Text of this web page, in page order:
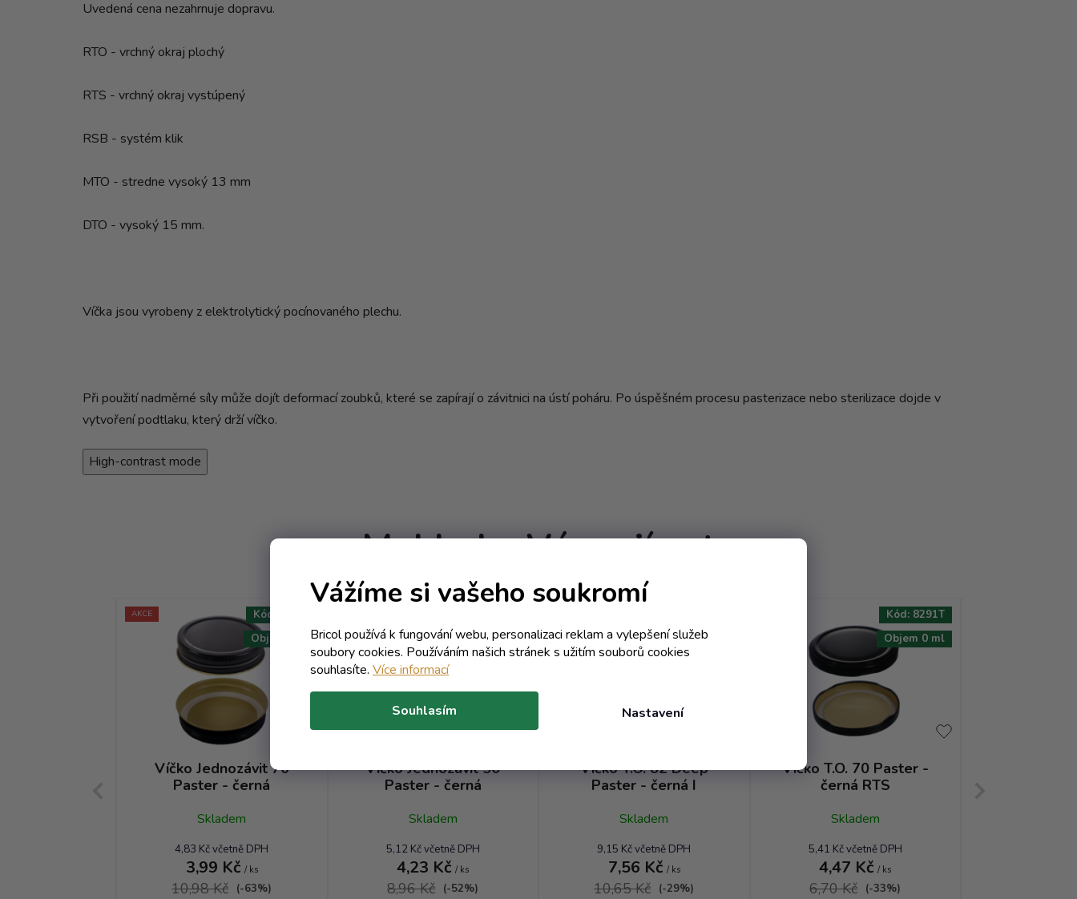
Vážíme si vašeho soukromí
Bricol používá k fungování webu, personalizaci reklam a vylepšení služeb
soubory cookies. Používáním našich stránek s užitím souborů cookies
souhlasíte. Více informací
Nastavení
Souhlasím
Uvedená cena nezahrnuje dopravu.
RTO - vrchný okraj plochý
RTS - vrchný okraj vystúpený
RSB - systém klik
MTO - stredne vysoký 13 mm
DTO - vysoký 15 mm.
Víčka jsou vyrobeny z elektrolytický pocínovaného plechu.
Při použití nadměrné síly může dojít deformací zoubků, které se zapírají o závitnici na ústí poháru. Po úspěšném procesu pasterizace nebo sterilizace dojde v
vytvoření podtlaku, který drží víčko.
High-contrast mode
Mohlo by Vás zajímat
AKCE
Víčko Jednozávit 70
Paster - černá
Skladem
4,83 Kč včetně DPH
3,99 Kč / ks
10,98 Kč (-63%)
Objem 0 ml
Kód:
Víčko Jednozávit 56
Paster - černá
Skladem
5,12 Kč včetně DPH
4,23 Kč/ ks
8,96 Kč (-52%)
Objem 0 ml
Víčko T.O. 82 Deep
Paster - černá I
Skladem
9,15 Kč včetně DPH
7,56 Kč / ks
10,65 Kč (-29%)
Objem 0 ml
Víčko T.O. 70 Paster -
černá RTS
Skladem
5,41 Kč včetně DPH
4,47 Kč/ ks
6,70 Kč (-33%)
Objem 0 ml
Kód: 8291T